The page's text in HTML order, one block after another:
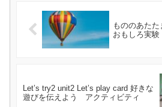
もののあた
おもしろ実験
Let’s try2 unit2 Let’s play card 好きな
遊びを伝えよう アクティビティ